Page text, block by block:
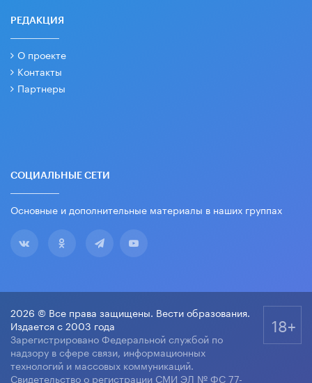
РЕДАКЦИЯ
О проекте
Контакты
Партнеры
СОЦИАЛЬНЫЕ СЕТИ
Основные и дополнительные материалы в наших группах
2026 © Все права защищены. Вести образования.
Издается с 2003 года
Зарегистрировано Федеральной службой по
надзору в сфере связи, информационных
технологий и массовых коммуникаций.
Свидетельство о регистрации СМИ ЭЛ № ФС 77-
18+